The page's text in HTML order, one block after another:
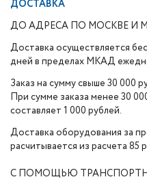
ДОСТАВКА
ДО АДРЕСА ПО МОСКВЕ И
Доставка осуществляется
дней в пределах МКАД
Заказ на сумму свыше 30 000
При сумме заказа менее 30
составляет 1 000 рублей.
Доставка оборудования за
расчитывается из расчета 85
С ПОМОЩЬЮ